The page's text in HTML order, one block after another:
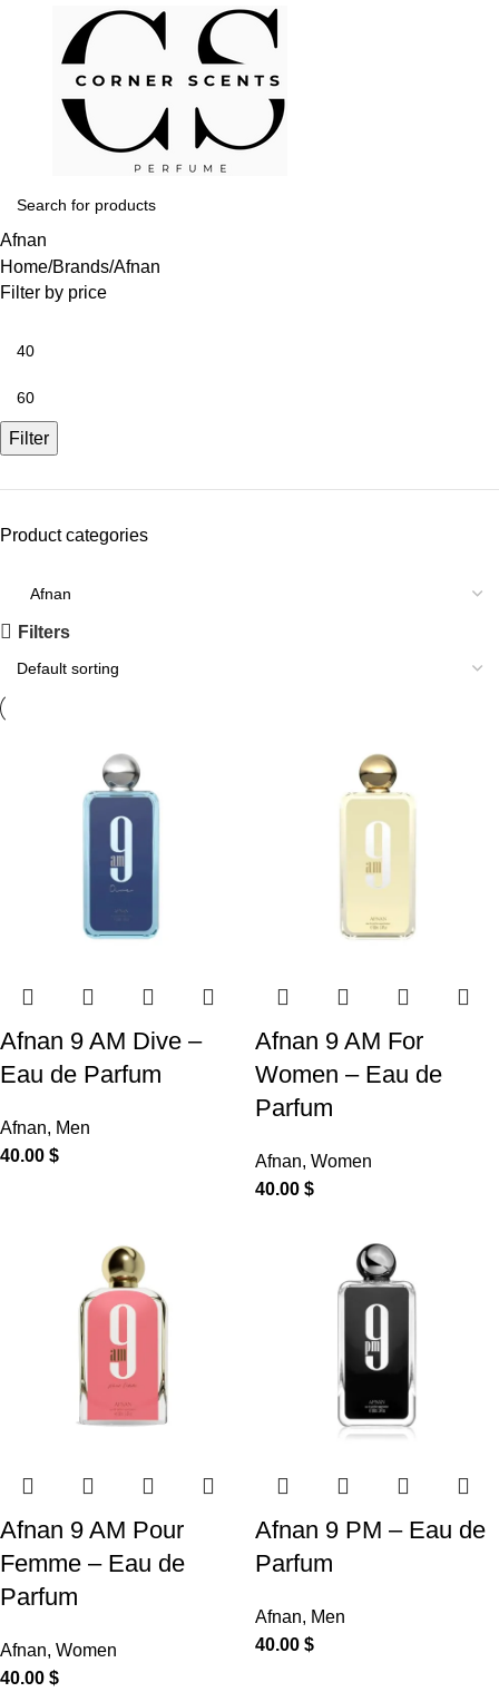
Afnan
Home Brands Afnan
Filter by price
Filter
Product categories
Filters
Afnan 9 AM Dive –
Eau de Parfum
Afnan, Men
40.00 $
Afnan 9 AM For
Women – Eau de
Parfum
Afnan, Women
40.00 $
Afnan 9 AM Pour
Femme – Eau de
Parfum
Afnan, Women
40.00 $
Afnan 9 PM – Eau de
Parfum
Afnan, Men
40.00 $